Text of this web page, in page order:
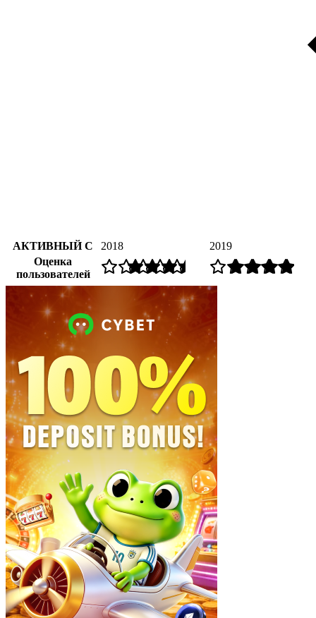
АКТИВНЫЙ С 2018
2019
Оценка
пользователей